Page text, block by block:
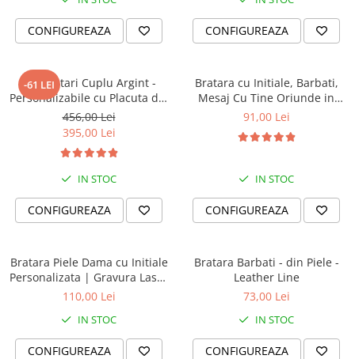
Bratari din Piele
Bratari din Pietre Semipretioase
Bratari Zodii cu Dichis
Semipretioase
Bratari pentru Aromaterapie
Bratari cu Perle Naturale
CONFIGUREAZA CONFIGUREAZA
-61 LEI
Set Bratari Cuplu Argint -
Personalizabile cu Placuta din
Argint
456,00 Lei
395,00 Lei
IN STOC
CONFIGUREAZA
Bratara cu Initiale, Barbati,
Mesaj Cu Tine Oriunde in
Lume
91,00 Lei
IN STOC
CONFIGUREAZA
Bratara Piele Dama cu Initiale
Personalizata | Gravura Laser
Mesaj “Cu tine oriunde in
Cadou Pentru Ea | Dichis
110,00 Lei
IN STOC
CONFIGUREAZA
Bratara Barbati - din Piele -
Leather Line
73,00 Lei
IN STOC
CONFIGUREAZA